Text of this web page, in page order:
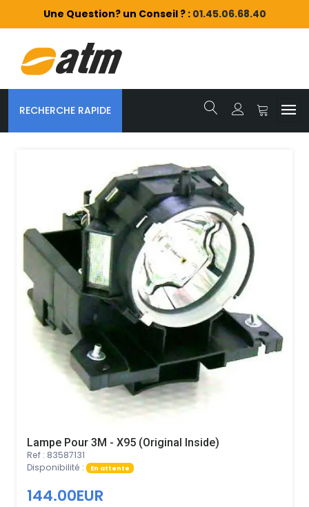
Une Question? un Conseil ? : 01.45.06.68.40
RECHERCHE RAPIDE
Lampe Pour 3M - X95 (Original Inside)
Ref : 83587131
Disponibilité :
En attente
144.00EUR